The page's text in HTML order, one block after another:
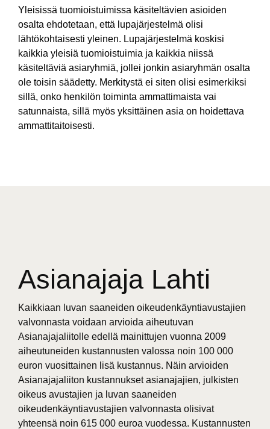
Yleisissä tuomioistuimissa käsiteltävien asioiden
osalta ehdotetaan, että lupajärjestelmä olisi
lähtökohtaisesti yleinen. Lupajärjestelmä koskisi
kaikkia yleisiä tuomioistuimia ja kaikkia niissä
käsiteltäviä asiaryhmiä, jollei jonkin asiaryhmän osalta
ole toisin säädetty. Merkitystä ei siten olisi esimerkiksi
sillä, onko henkilön toiminta ammattimaista vai
satunnaista, sillä myös yksittäinen asia on hoidettava
ammattitaitoisesti.
Asianajaja Lahti
Kaikkiaan luvan saaneiden oikeudenkäyntiavustajien
valvonnasta voidaan arvioida aiheutuvan
Asianajajaliitolle edellä mainittujen vuonna 2009
aiheutuneiden kustannusten valossa noin 100 000
euron vuosittainen lisä kustannus. Näin arvioiden
Asianajajaliiton kustannukset asianajajien, julkisten
oikeus avustajien ja luvan saaneiden
oikeudenkäyntiavustajien valvonnasta olisivat
yhteensä noin 615 000 euroa vuodessa. Kustannusten